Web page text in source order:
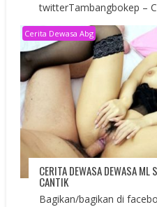
twitterTambangbokep –
Cerita Dewasa Abg
CERITA DEWASA DEWASA ML
CANTIK
Bagikan/bagikan di